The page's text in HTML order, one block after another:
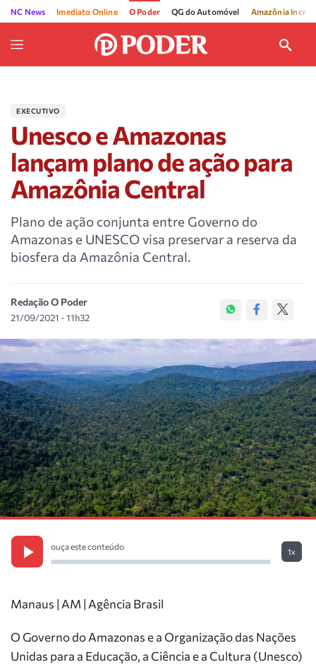
NC News Imediato Online O Poder QG do Automóvel Amazônia
EXECUTIVO
Unesco e Amazonas
lançam plano de ação para
Amazônia Central
Plano de ação conjunta entre Governo do
Amazonas e UNESCO visa preservar a reserva da
biosfera da Amazônia Central.
Redação O Poder
21/09/2021 - 11h32
ouça este conteúdo
1x
Manaus | AM | Agência Brasil
O Governo do Amazonas e a Organização das Nações
Unidas para a Educação, a Ciência e a Cultura (Unesco)